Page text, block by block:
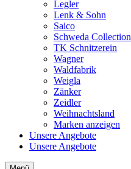
Legler
Lenk & Sohn
Saico
Schweda Collection
TK Schnitzerein
Wagner
Waldfabrik
Weigla
Zänker
Zeidler
Weihnachtsland
Marken anzeigen
Unsere Angebote
Unsere Angebote